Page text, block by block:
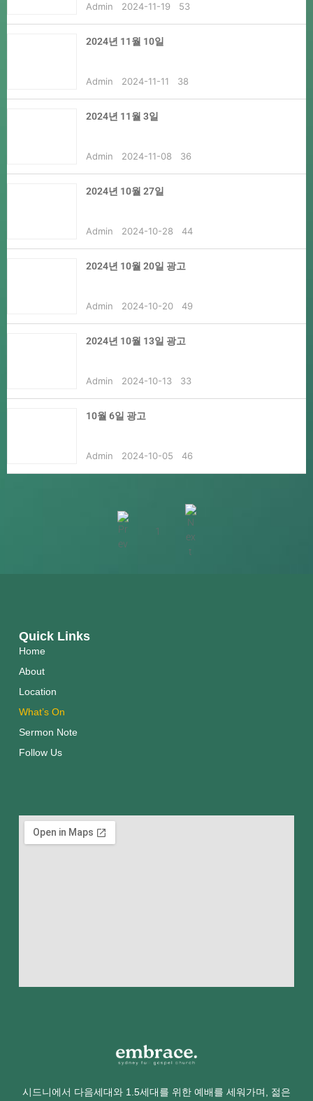
Admin 2024-11-19 53
2024년 11월 10일
Admin 2024-11-11 38
2024년 11월 3일
Admin 2024-11-08 36
2024년 10월 27일
Admin 2024-10-28 44
2024년 10월 20일 광고
Admin 2024-10-20 49
2024년 10월 13일 광고
Admin 2024-10-13 33
10월 6일 광고
Admin 2024-10-05 46
1
시드니에서 다음세대와 1.5세대를 위한 예배를 세워가며, 젊은
Quick Links
Home
About
Location
What’s On
Sermon Note
Follow Us